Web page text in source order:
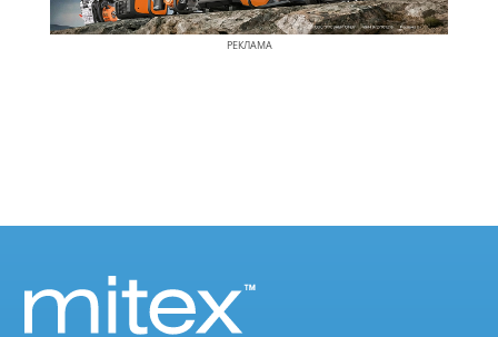
РЕКЛАМА